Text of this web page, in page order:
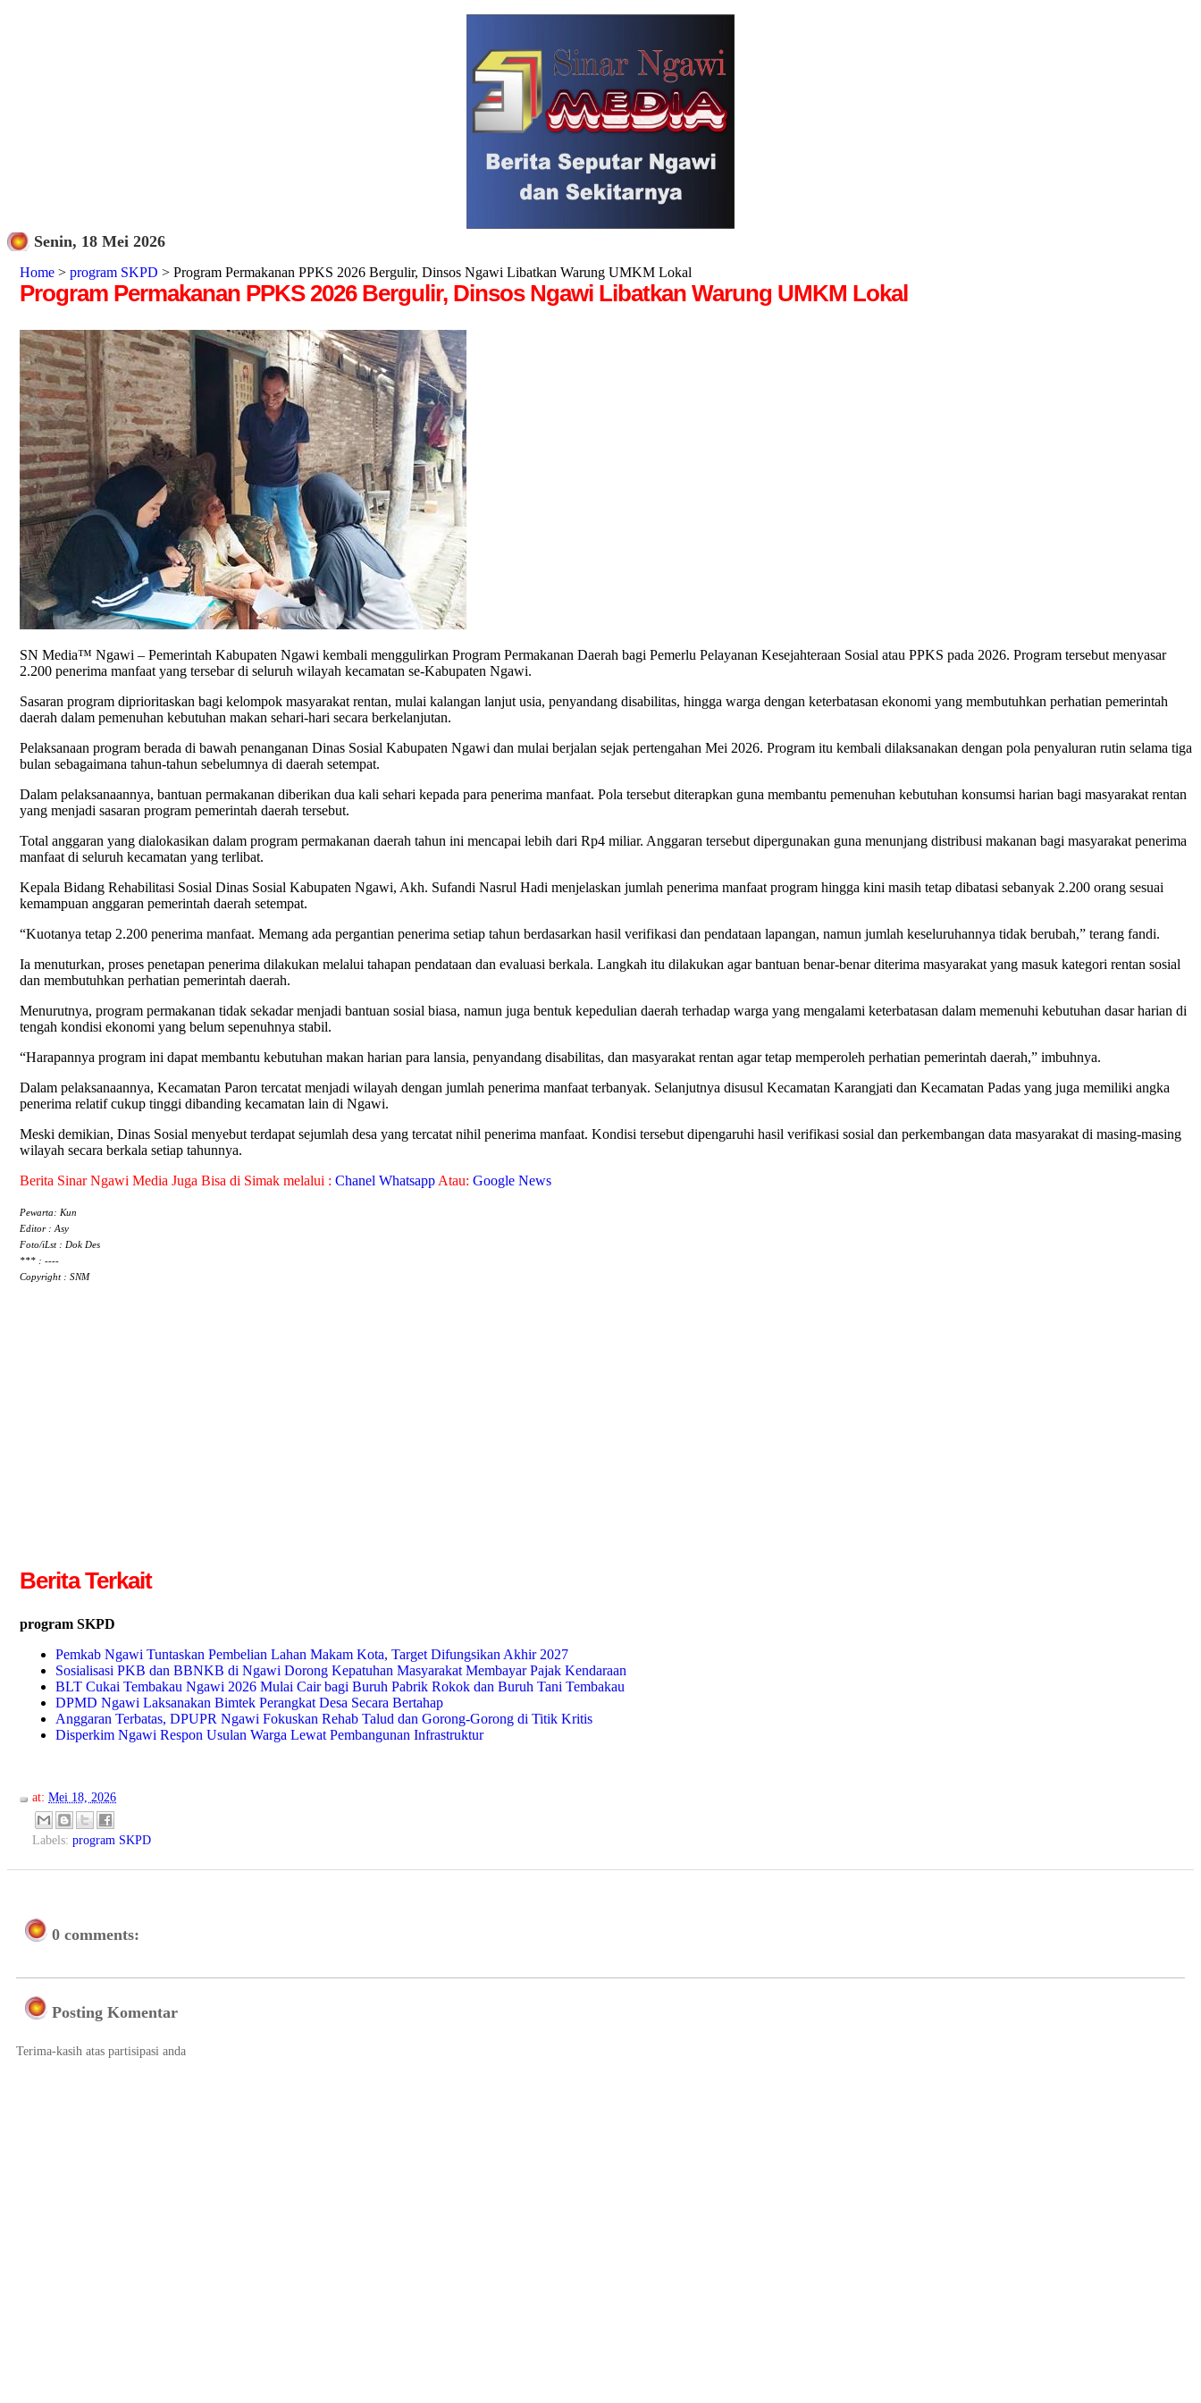
Senin, 18 Mei 2026
Home > program SKPD > Program Permakanan PPKS 2026 Bergulir, Dinsos Ngawi Libatkan Warung UMKM Lokal
Program Permakanan PPKS 2026 Bergulir, Dinsos Ngawi Libatkan Warung UMKM Lokal
SN Media™ Ngawi – Pemerintah Kabupaten Ngawi kembali menggulirkan Program Permakanan Daerah bagi Pemerlu Pelayanan Kesejahteraan Sosial atau PPKS pada 2026. Program tersebut menyasar
2.200 penerima manfaat yang tersebar di seluruh wilayah kecamatan se-Kabupaten Ngawi.
Sasaran program diprioritaskan bagi kelompok masyarakat rentan, mulai kalangan lanjut usia, penyandang disabilitas, hingga warga dengan keterbatasan ekonomi yang membutuhkan perhatian pemerintah
daerah dalam pemenuhan kebutuhan makan sehari-hari secara berkelanjutan.
Pelaksanaan program berada di bawah penanganan Dinas Sosial Kabupaten Ngawi dan mulai berjalan sejak pertengahan Mei 2026. Program itu kembali dilaksanakan dengan pola penyaluran rutin selama tiga
bulan sebagaimana tahun-tahun sebelumnya di daerah setempat.
Dalam pelaksanaannya, bantuan permakanan diberikan dua kali sehari kepada para penerima manfaat. Pola tersebut diterapkan guna membantu pemenuhan kebutuhan konsumsi harian bagi masyarakat rentan
yang menjadi sasaran program pemerintah daerah tersebut.
Total anggaran yang dialokasikan dalam program permakanan daerah tahun ini mencapai lebih dari Rp4 miliar. Anggaran tersebut dipergunakan guna menunjang distribusi makanan bagi masyarakat penerima
manfaat di seluruh kecamatan yang terlibat.
Kepala Bidang Rehabilitasi Sosial Dinas Sosial Kabupaten Ngawi, Akh. Sufandi Nasrul Hadi menjelaskan jumlah penerima manfaat program hingga kini masih tetap dibatasi sebanyak 2.200 orang sesuai
kemampuan anggaran pemerintah daerah setempat.
“Kuotanya tetap 2.200 penerima manfaat. Memang ada pergantian penerima setiap tahun berdasarkan hasil verifikasi dan pendataan lapangan, namun jumlah keseluruhannya tidak berubah,” terang fandi.
Ia menuturkan, proses penetapan penerima dilakukan melalui tahapan pendataan dan evaluasi berkala. Langkah itu dilakukan agar bantuan benar-benar diterima masyarakat yang masuk kategori rentan sosial
dan membutuhkan perhatian pemerintah daerah.
Menurutnya, program permakanan tidak sekadar menjadi bantuan sosial biasa, namun juga bentuk kepedulian daerah terhadap warga yang mengalami keterbatasan dalam memenuhi kebutuhan dasar harian di
tengah kondisi ekonomi yang belum sepenuhnya stabil.
“Harapannya program ini dapat membantu kebutuhan makan harian para lansia, penyandang disabilitas, dan masyarakat rentan agar tetap memperoleh perhatian pemerintah daerah,” imbuhnya.
Dalam pelaksanaannya, Kecamatan Paron tercatat menjadi wilayah dengan jumlah penerima manfaat terbanyak. Selanjutnya disusul Kecamatan Karangjati dan Kecamatan Padas yang juga memiliki angka
penerima relatif cukup tinggi dibanding kecamatan lain di Ngawi.
Meski demikian, Dinas Sosial menyebut terdapat sejumlah desa yang tercatat nihil penerima manfaat. Kondisi tersebut dipengaruhi hasil verifikasi sosial dan perkembangan data masyarakat di masing-masing
wilayah secara berkala setiap tahunnya.
Berita Sinar Ngawi Media Juga Bisa di Simak melalui : Chanel Whatsapp Atau: Google News
Pewarta: Kun
Editor : Asy
Foto/iLst : Dok Des
*** : ----
Copyright : SNM
Berita Terkait
program SKPD
Pemkab Ngawi Tuntaskan Pembelian Lahan Makam Kota, Target Difungsikan Akhir 2027
Sosialisasi PKB dan BBNKB di Ngawi Dorong Kepatuhan Masyarakat Membayar Pajak Kendaraan
BLT Cukai Tembakau Ngawi 2026 Mulai Cair bagi Buruh Pabrik Rokok dan Buruh Tani Tembakau
DPMD Ngawi Laksanakan Bimtek Perangkat Desa Secara Bertahap
Anggaran Terbatas, DPUPR Ngawi Fokuskan Rehab Talud dan Gorong-Gorong di Titik Kritis
Disperkim Ngawi Respon Usulan Warga Lewat Pembangunan Infrastruktur
at: Mei 18, 2026
Labels: program SKPD
0 comments:
Posting Komentar
Terima-kasih atas partisipasi anda